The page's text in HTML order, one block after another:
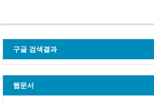
구글 검색결과
웹문서